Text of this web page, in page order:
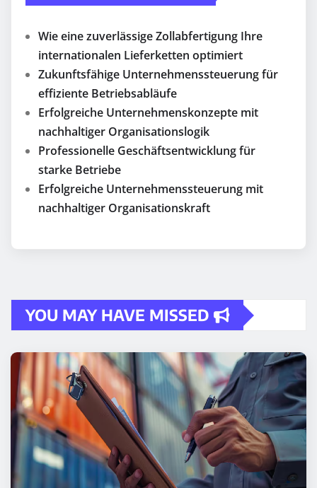
Wie eine zuverlässige Zollabfertigung Ihre
internationalen Lieferketten optimiert
Zukunftsfähige Unternehmenssteuerung für
effiziente Betriebsabläufe
Erfolgreiche Unternehmenskonzepte mit
nachhaltiger Organisationslogik
Professionelle Geschäftsentwicklung für
starke Betriebe
Erfolgreiche Unternehmenssteuerung mit
nachhaltiger Organisationskraft
YOU MAY HAVE MISSED